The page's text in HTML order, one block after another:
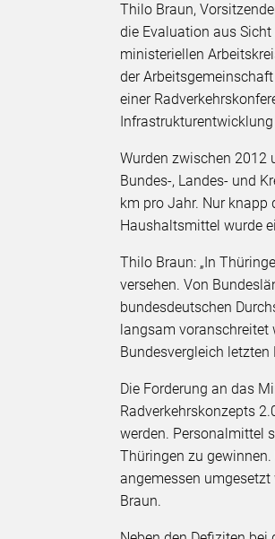
Thilo Braun,
die Evaluation aus
ministeriellen
der
einer
Wurden zwischen 2012
Bundes-, Landes- und
km pro Jahr. Nur knapp
Haushaltsmittel wurde
Thilo Braun: „In
versehen. Von
bundesdeutschen
langsam voranschreitet
Bundesvergleich letzten
Die Forderung an das
Radverkehrskonzepts
werden. Personalmittel
Thüringen zu
angemessen
Braun.